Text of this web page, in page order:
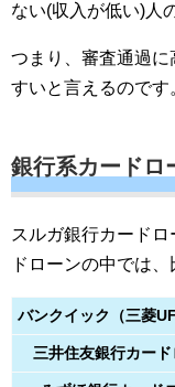
ない(収入が低い)人
つまり、審査通過
すいと言えるのです
銀行系カードロ
スルガ銀行カード
ドローンの中では
バンクイック（三菱
三井住友銀行カード